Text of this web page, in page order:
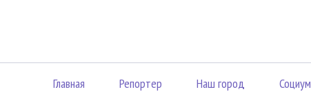
Главная Репортер Наш город Социум